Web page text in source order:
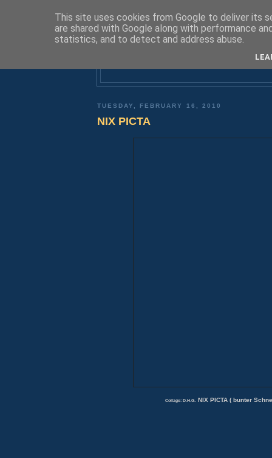
TUESDAY, FEBRUARY 16, 2010
NIX PICTA
Collage: D.H.G NIX PICTA ( bunter
This site uses cookies from Google to deliver its
are shared with Google along with performance
statistics, and to detect and address abuse.